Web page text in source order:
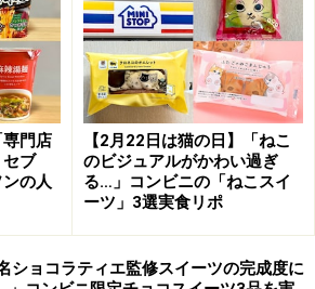
や小腹満たしに！ 「お店で揚げたソー
」
てくれるのでアツアツ！
時間いただけますか」と案内があ
専門店
ブ
の人
【2月22日は猫の日】「ねこ
のビジュアルがかわい過ぎ
る…」コンビニの「ねこスイ
ーツ」3選実食リポ
名ショコラティエ監修スイーツの完成度に